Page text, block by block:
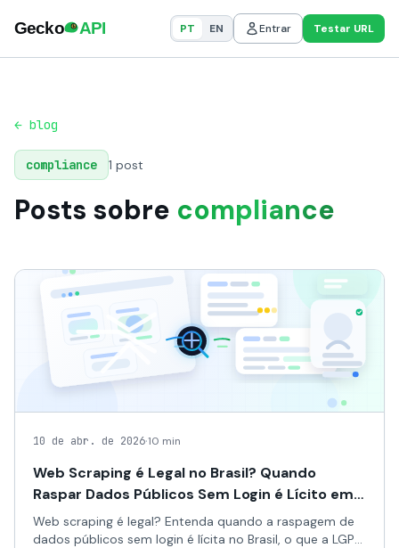
PT EN Entrar Testar URL
← blog
compliance 1 post
Posts sobre compliance
10 de abr. de 2026·10 min
Web Scraping é Legal no Brasil? Quando
Raspar Dados Públicos Sem Login é Lícito em
2026
Web scraping é legal? Entenda quando a raspagem de
dados públicos sem login é lícita no Brasil, o que a LGPD